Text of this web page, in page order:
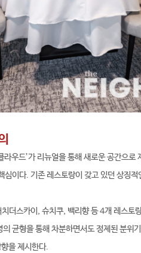
우드’가 리뉴얼을 통해 새로운 공간으
심이다. 기존 레스토랑이 갖고 있던 상징
더스카이, 슈치쿠, 백리향 등 4개 레스토
균형을 통해 차분하면서도 정제된 분
을 제시한다.